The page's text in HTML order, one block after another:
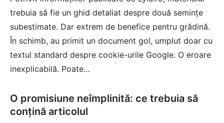
trebuia să fie un ghid detaliat despre două semințe
subestimate. Dar extrem de benefice pentru grădină.
În schimb, au primit un document gol, umplut doar cu
textul standard despre cookie-urile Google. O eroare
inexplicabilă. Poate…
O promisiune neîmplinită: ce trebuia să
conțină articolul